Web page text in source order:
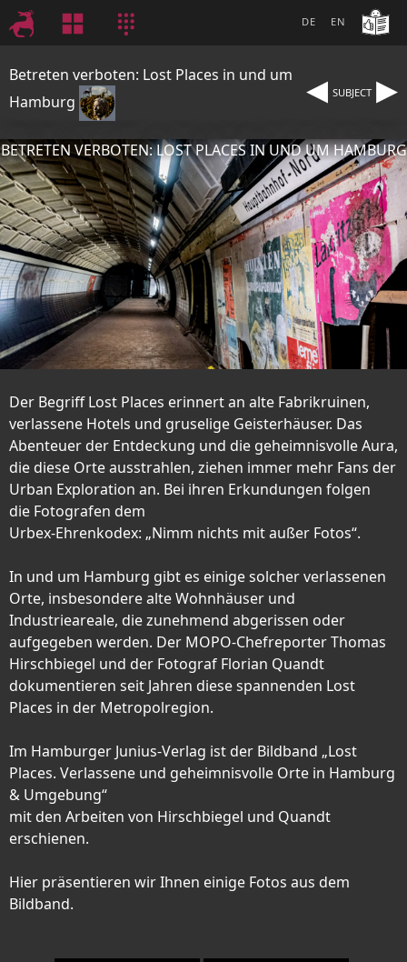
EN
DE
Betreten verboten: Lost Places in und um
Hamburg
◂ SUBJECT ▸
BETRETEN VERBOTEN: LOST PLACES IN UND UM HAMBURG
Der Begriff Lost Places erinnert an alte Fabrikruinen,
verlassene Hotels und gruselige Geisterhäuser. Das
Abenteuer der Entdeckung und die geheimnisvolle Aura,
die diese Orte ausstrahlen, ziehen immer mehr Fans der
Urban Exploration an. Bei ihren Erkundungen folgen
die Fotografen dem
Urbex-Ehrenkodex: „Nimm nichts mit außer Fotos“.
In und um Hamburg gibt es einige solcher verlassenen
Orte, insbesondere alte Wohnhäuser und
Industrieareale, die zunehmend abgerissen oder
aufgegeben werden. Der MOPO-Chefreporter Thomas
Hirschbiegel und der Fotograf Florian Quandt
dokumentieren seit Jahren diese spannenden Lost
Places in der Metropolregion.
Im Hamburger Junius-Verlag ist der Bildband „Lost
Places. Verlassene und geheimnisvolle Orte in Hamburg
& Umgebung“
mit den Arbeiten von Hirschbiegel und Quandt
erschienen.
Hier präsentieren wir Ihnen einige Fotos aus dem
Bildband.